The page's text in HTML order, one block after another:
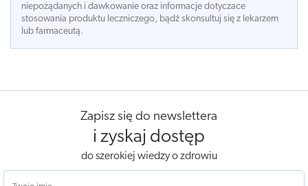
niepożądanych i dawkowanie oraz informacje dotyczace
stosowania produktu leczniczego, bądź skonsultuj się z lekarzem
lub farmaceutą.
Zapisz się do newslettera
i zyskaj dostęp
do szerokiej wiedzy o zdrowiu